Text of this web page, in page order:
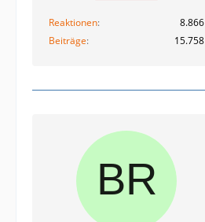
Reaktionen
8.866
Beiträge
15.758